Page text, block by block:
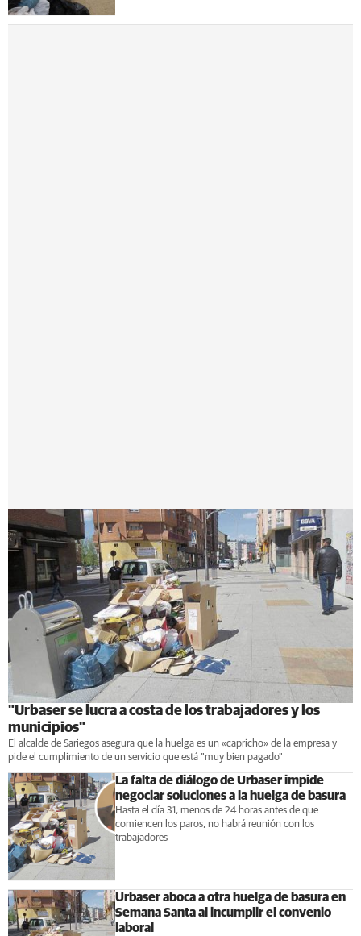
"Urbaser se lucra a costa de los trabajadores y los
municipios"
El alcalde de Sariegos asegura que la huelga es un «capricho» de la empresa y
pide el cumplimiento de un servicio que está "muy bien pagado"
La falta de diálogo de Urbaser impide
negociar soluciones a la huelga de basura
Hasta el día 31, menos de 24 horas antes de que
comiencen los paros, no habrá reunión con los
trabajadores
Urbaser aboca a otra huelga de basura en
Semana Santa al incumplir el convenio
laboral